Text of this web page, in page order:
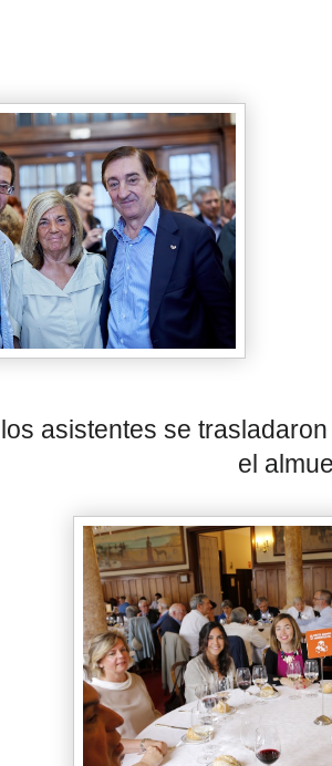
asistentes se trasladaron
el